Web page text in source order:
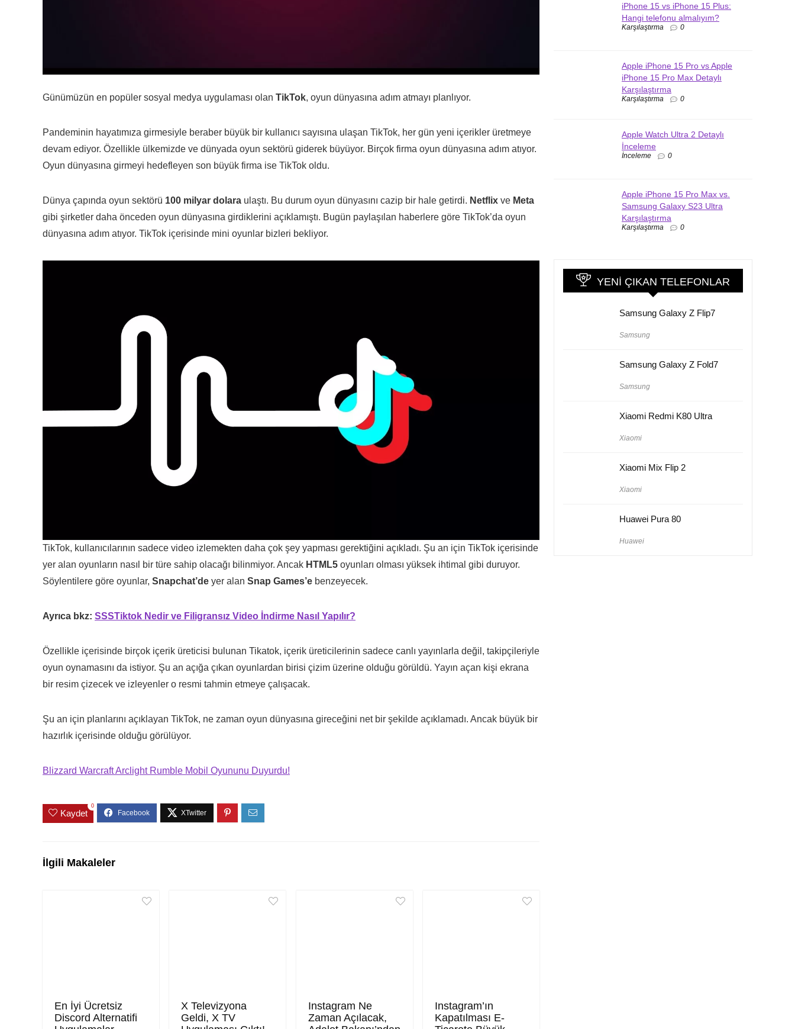
Günümüzün en popüler sosyal medya uygulaması olan TikTok, oyun dünyasına adım atmayı planlıyor.
Pandeminin hayatımıza girmesiyle beraber büyük bir kullanıcı sayısına ulaşan TikTok, her gün yeni içerikler üretmeye
devam ediyor. Özellikle ülkemizde ve dünyada oyun sektörü giderek büyüyor. Birçok firma oyun dünyasına adım atıyor.
Oyun dünyasına girmeyi hedefleyen son büyük firma ise TikTok oldu.
Dünya çapında oyun sektörü 100 milyar dolara ulaştı. Bu durum oyun dünyasını cazip bir hale getirdi. Netflix ve Meta
gibi şirketler daha önceden oyun dünyasına girdiklerini açıklamıştı. Bugün paylaşılan haberlere göre TikTok’da oyun
dünyasına adım atıyor. TikTok içerisinde mini oyunlar bizleri bekliyor.
TikTok, kullanıcılarının sadece video izlemekten daha çok şey yapması gerektiğini açıkladı. Şu an için TikTok içerisinde
yer alan oyunların nasıl bir türe sahip olacağı bilinmiyor. Ancak HTML5 oyunları olması yüksek ihtimal gibi duruyor.
Söylentilere göre oyunlar, Snapchat’de yer alan Snap Games’e benzeyecek.
Ayrıca bkz: SSSTiktok Nedir ve Filigransız Video İndirme Nasıl Yapılır?
Özellikle içerisinde birçok içerik üreticisi bulunan Tikatok, içerik üreticilerinin sadece canlı yayınlarla değil, takipçileriyle
oyun oynamasını da istiyor. Şu an açığa çıkan oyunlardan birisi çizim üzerine olduğu görüldü. Yayın açan kişi ekrana
bir resim çizecek ve izleyenler o resmi tahmin etmeye çalışacak.
Şu an için planlarını açıklayan TikTok, ne zaman oyun dünyasına gireceğini net bir şekilde açıklamadı. Ancak büyük bir
hazırlık içerisinde olduğu görülüyor.
Blizzard Warcraft Arclight Rumble Mobil Oyununu Duyurdu!
Kaydet
0
İlgili Makaleler
En İyi Ücretsiz
Discord Alternatifi
X Televizyona
Geldi, X TV
Instagram Ne
Zaman Açılacak,
Instagram’ın
Kapatılması E-
iPhone 15 vs iPhone 15 Plus:
Hangi telefonu almalıyım?
Karşılaştırma 0
Apple iPhone 15 Pro vs Apple
iPhone 15 Pro Max Detaylı
Karşılaştırma
Karşılaştırma 0
Apple Watch Ultra 2 Detaylı
İnceleme
İnceleme 0
Apple iPhone 15 Pro Max vs.
Samsung Galaxy S23 Ultra
Karşılaştırma
Karşılaştırma 0
YENI ÇIKAN TELEFONLAR
Samsung Galaxy Z Flip7
Samsung
Samsung Galaxy Z Fold7
Samsung
Xiaomi Redmi K80 Ultra
Xiaomi
Xiaomi Mix Flip 2
Xiaomi
Huawei Pura 80
Huawei